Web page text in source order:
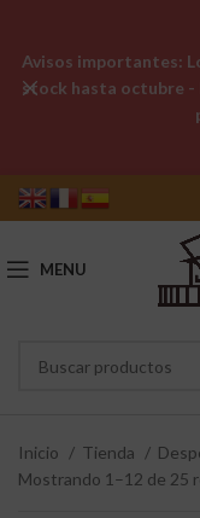
MENU
Inicio Tienda
Mostrando 1–12 de 25
Avisos importantes:
stock hasta octubre -